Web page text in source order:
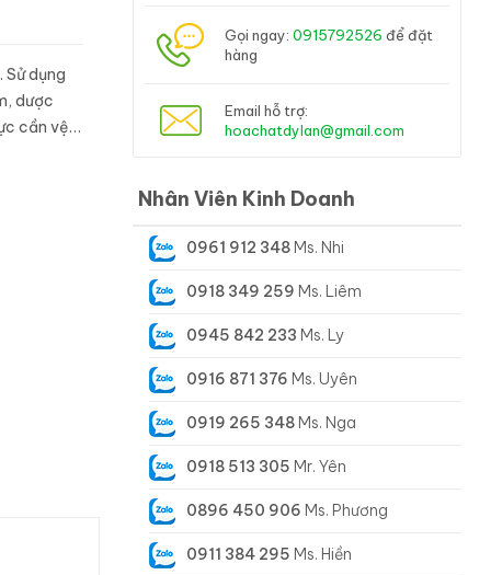
dụng
dược
cần vệ
Gọi ngay: 0915792526 để đặt
hàng
Email hỗ trợ:
hoachatdylan@gmail.com
Nhân Viên Kinh Doanh
0961 912 348 Ms. Nhi
0918 349 259 Ms. Liêm
0945 842 233 Ms. Ly
0916 871 376 Ms. Uyên
0919 265 348 Ms. Nga
0918 513 305 Mr. Yên
0896 450 906 Ms. Phương
0911 384 295 Ms. Hiền